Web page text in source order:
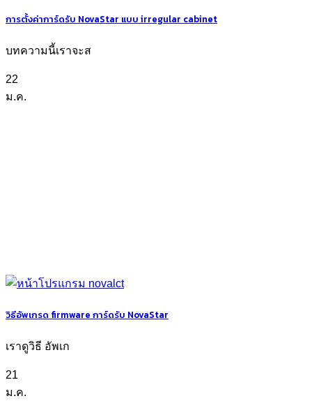
การตั้งค่าการ์ดรับ NovaStar แบบ irregular cabinet
บทความนี้เราจะส
22
ม.ค.
วิธีอัพเกรด firmware การ์ดรับ NovaStar
เราดูวิธี อัพเก
21
ม.ค.